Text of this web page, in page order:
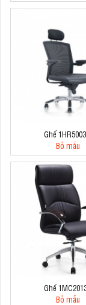
Ghế
Bỏ mẫu
Ghế
Bỏ mẫu